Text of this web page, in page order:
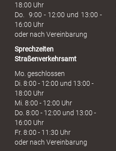
h
18:00 Uhr
Do. 9:00 - 12:00 und 13:00 -
16:00 Uhr
oder nach Vereinbarung
Sprechzeiten
Straßenverkehrsamt
Mo. geschlossen
Di. 8:00 - 12:00 und 13:00 -
18:00 Uhr
Mi. 8:00 - 12:00 Uhr
Do. 8:00 - 12:00 und 13:00 -
16:00 Uhr
Fr. 8:00 - 11:30 Uhr
oder nach Vereinbarung